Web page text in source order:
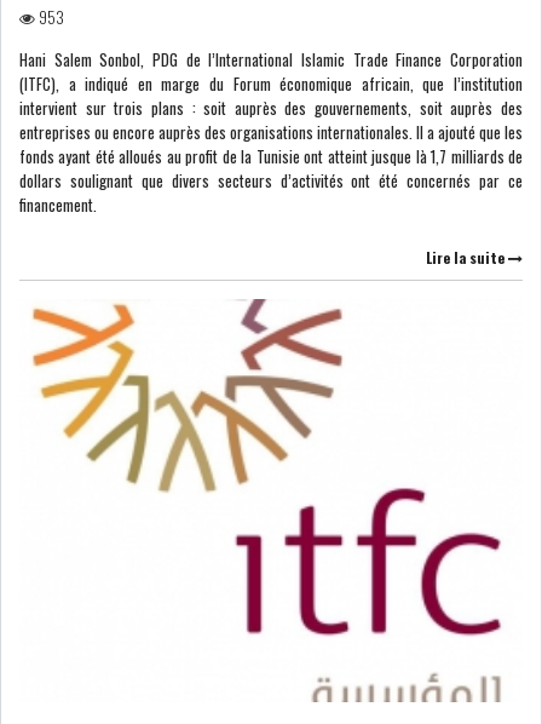
BOURSE DE TUNIS : LE
TUNINDEX RESTE MAL...
BOURSE DE TUNIS : LE REVENU
GLOBAL DES S...
BOURSE DE TUNIS : LE
TUNINDEX SE MAINTIE...
RSS
953
Hani Salem Sonbol, PDG de l’International Islamic Trade Finance Corporation
(ITFC), a indiqué en marge du Forum économique africain, que l’institution
intervient sur trois plans : soit auprès des gouvernements, soit auprès des
entreprises ou encore auprès des organisations internationales. Il a ajouté que les
fonds ayant été alloués au profit de la Tunisie ont atteint jusque là 1,7 milliards de
dollars soulignant que divers secteurs d’activités ont été concernés par ce
financement.
Lire la suite